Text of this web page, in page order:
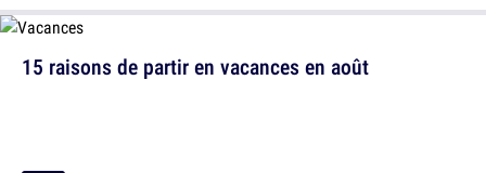
15 raisons de partir en vacances en août